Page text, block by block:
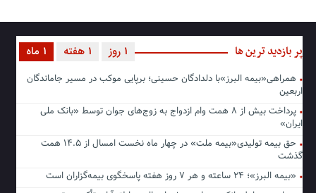
پر بازدید ترین ها 1 ماه 1 هفته 1 روز
همراهی«بیمه البرز»با دلدادگان حسینی؛ برپایی موکب در مسیر جاماندگان
اربعین
پرداخت بیش از ۸ همت وام ازدواج به زوج‌های جوان توسط «بانک ملی
ایران»
حق بیمه تولیدی«بیمه ملت» در چهار ماه نخست امسال از ۱۴.۵ همت
گذشت
«بیمه البرز»؛ ۲۴ ساعته و هر ۷ روز هفته پاسخگوی بیمه‌گزاران است